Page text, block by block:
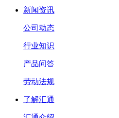
新闻资讯
公司动态
行业知识
产品问答
劳动法规
了解汇通